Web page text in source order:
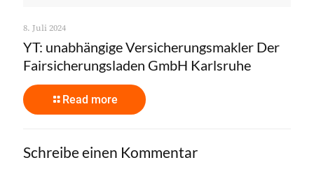
8. Juli 2024
YT: unabhängige Versicherungsmakler Der
Fairsicherungsladen GmbH Karlsruhe
Read more
Schreibe einen Kommentar